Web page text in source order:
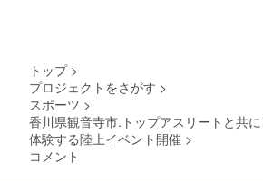
トップ >
プロジェクトをさがす >
スポーツ >
香川県観音寺市.トップアスリートと共
体験する陸上イベント開催 >
コメント